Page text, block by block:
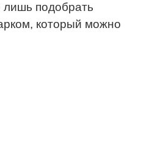
подобрать
который можно